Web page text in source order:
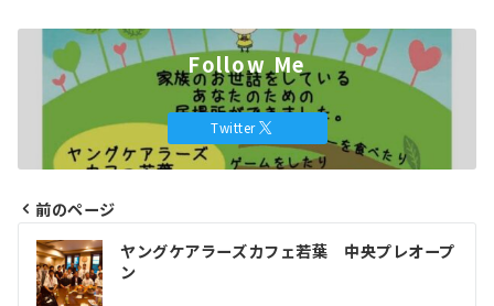
Follow Me
Twitter
投
稿
前のページ
ヤングケアラーズカフェ若葉 中央プレオープ
ン